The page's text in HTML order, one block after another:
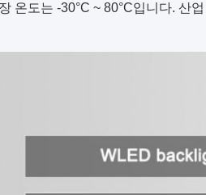
온도는 -30°C ~ 80°C입니다. 산